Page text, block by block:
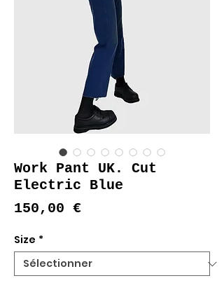
Work Pant UK. Cut
Electric Blue
150,00 €Prix
Size *